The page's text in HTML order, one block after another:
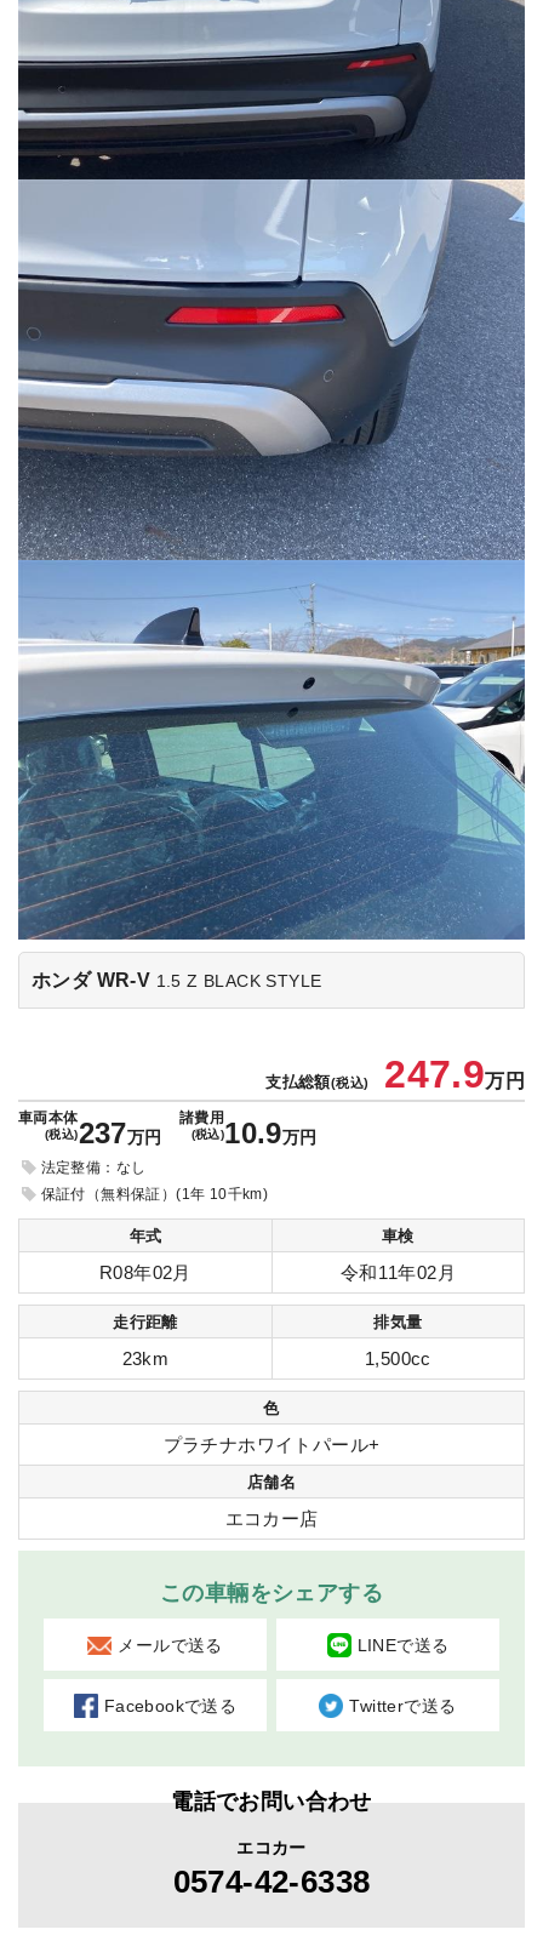
ホンダ WR-V 1.5 Z BLACK STYLE
支払総額(税込) 247.9万円
車両本体
(税込)237万円
諸費用
(税込)10.9万円
法定整備：なし
保証付（無料保証）(1年 10千km)
年式 車検
R08年02月 令和11年02月
走行距離 排気量
23km 1,500cc
色
プラチナホワイトパール+
店舗名
エコカー店
この車輛をシェアする
メールで送る LINEで送る
Facebookで送る Twitterで送る
電話でお問い合わせ
エコカー
0574-42-6338